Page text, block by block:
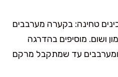
טחינה: בקערה מערבבים
ושום. מוסיפים בהדרגה
קרים ומערבבים עד שמתקבל מרקם